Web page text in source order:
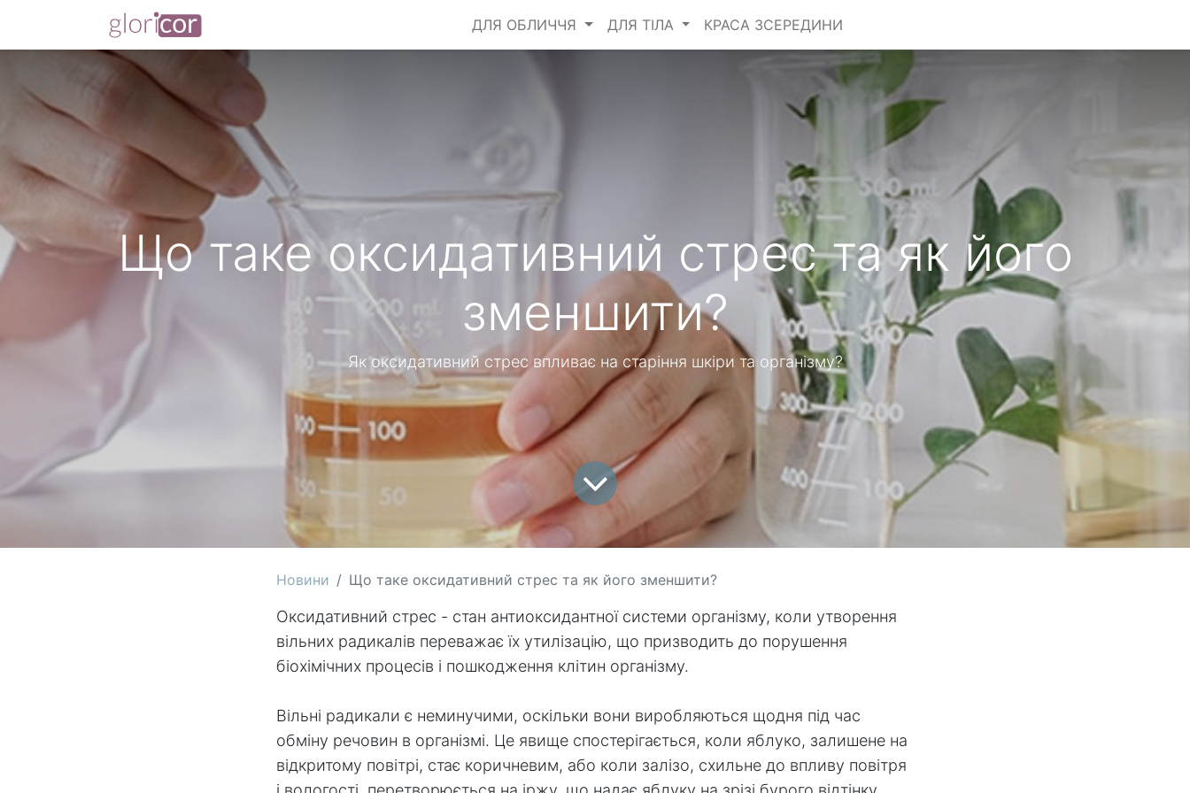
ДЛЯ ОБЛИЧЧЯ ДЛЯ ТІЛА КРАСА ЗСЕРЕДИНИ
Що таке оксидативний стрес та як його
зменшити?
Як оксидативний стрес впливає на старіння шкіри та організму?
Новини Що таке оксидативний стрес та як його зменшити?
Оксидативний стрес - стан антиоксидантної системи організму, коли утворення
вільних радикалів переважає їх утилізацію, що призводить до порушення
біохімічних процесів і пошкодження клітин організму.
Вільні радикали є неминучими, оскільки вони виробляються щодня під час
обміну речовин в організмі. Це явище спостерігається, коли яблуко, залишене на
відкритому повітрі, стає коричневим, або коли залізо, схильне до впливу повітря